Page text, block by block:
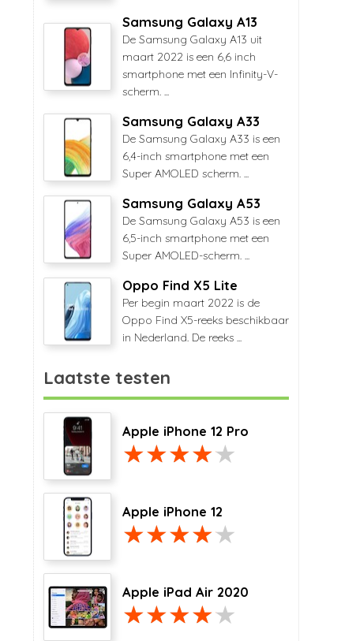
Samsung Galaxy A13
De Samsung Galaxy A13 uit
maart 2022 is een 6,6 inch
smartphone met een Infinity-V-
scherm. ...
Samsung Galaxy A33
De Samsung Galaxy A33 is een
6,4-inch smartphone met een
Super AMOLED scherm. ...
Samsung Galaxy A53
De Samsung Galaxy A53 is een
6,5-inch smartphone met een
Super AMOLED-scherm. ...
Oppo Find X5 Lite
Per begin maart 2022 is de
Oppo Find X5-reeks beschikbaar
in Nederland. De reeks ...
Laatste testen
Apple iPhone 12 Pro
Apple iPhone 12
Apple iPad Air 2020